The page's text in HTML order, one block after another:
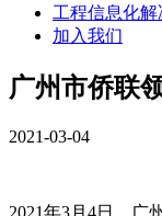
工程信息化解
加入我们
广州市侨联
2021-03-04
2021年3月4日，广